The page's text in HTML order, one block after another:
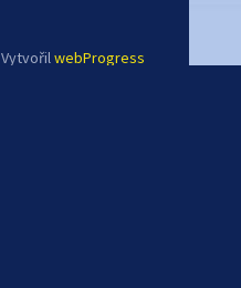
VytvořilwebProgress